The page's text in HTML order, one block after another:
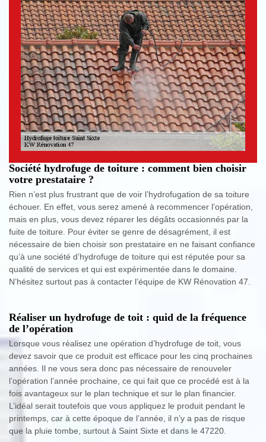
Société hydrofuge de toiture : comment bien choisir
votre prestataire ?
Rien n’est plus frustrant que de voir l’hydrofugation de sa toiture
échouer. En effet, vous serez amené à recommencer l’opération,
mais en plus, vous devez réparer les dégâts occasionnés par la
fuite de toiture. Pour éviter se genre de désagrément, il est
nécessaire de bien choisir son prestataire en ne faisant confiance
qu’à une société d’hydrofuge de toiture qui est réputée pour sa
qualité de services et qui est expérimentée dans le domaine.
N’hésitez surtout pas à contacter l’équipe de KW Rénovation 47.
Réaliser un hydrofuge de toit : quid de la fréquence
de l’opération
Lorsque vous réalisez une opération d’hydrofuge de toit, vous
devez savoir que ce produit est efficace pour les cinq prochaines
années. Il ne vous sera donc pas nécessaire de renouveler
l’opération l’année prochaine, ce qui fait que ce procédé est à la
fois avantageux sur le plan technique et sur le plan financier.
L’idéal serait toutefois que vous appliquez le produit pendant le
printemps, car à cette époque de l’année, il n’y a pas de risque
que la pluie tombe, surtout à Saint Sixte et dans le 47220.